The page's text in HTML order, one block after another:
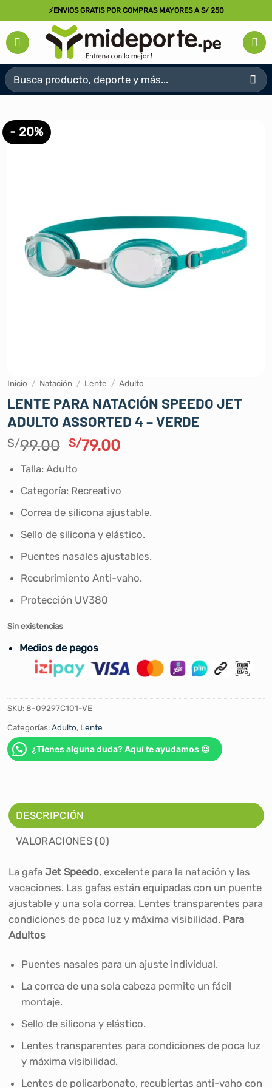
al
contenido
⚡ENVIOS GRATIS POR COMPRAS MAYORES A S/ 250
Buscar
por:
- 20%
Inicio / Natación / Lente / Adulto
LENTE PARA NATACIÓN SPEEDO JET
ADULTO ASSORTED 4 – VERDE
S/99.00 El
original
era:
S/99.00.
S/79.00El
es:
S/79.00.
Talla: Adulto
Categoría: Recreativo
Correa de silicona ajustable.
Sello de silicona y elástico.
Puentes nasales ajustables.
Recubrimiento Anti-vaho.
Protección UV380
Sin existencias
Medios de pagos
SKU:8-09297C101-VE
Categorías:Adulto, Lente
¿Tienes alguna duda? Aquí te ayudamos 😉
DESCRIPCIÓN
VALORACIONES (0)
La gafa Jet Speedo, excelente para la natación y las
vacaciones. Las gafas están equipadas con un puente
ajustable y una sola correa. Lentes transparentes para
condiciones de poca luz y máxima visibilidad. Para
Adultos
Puentes nasales para un ajuste individual.
La correa de una sola cabeza permite un fácil
montaje.
Sello de silicona y elástico.
Lentes transparentes para condiciones de poca luz
y máxima visibilidad.
Lentes de policarbonato, recubiertas anti-vaho con